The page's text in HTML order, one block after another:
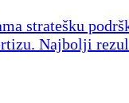
stratešku
Najbolji